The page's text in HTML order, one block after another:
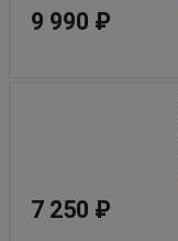
9 990 ₽
7 250 ₽